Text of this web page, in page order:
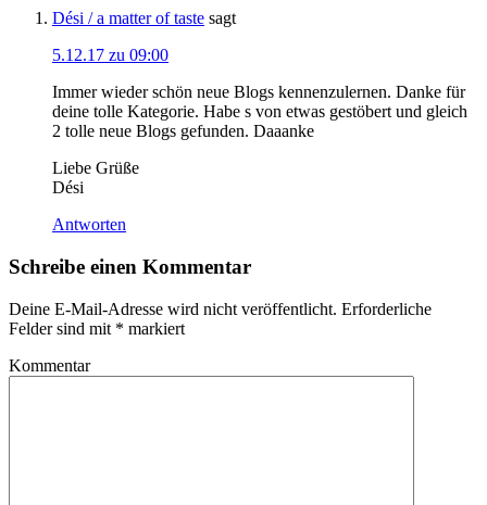
Dési / a matter of taste sagt
5.12.17 zu 09:00
Immer wieder schön neue Blogs kennenzulernen. Danke für
deine tolle Kategorie. Habe s von etwas gestöbert und gleich
2 tolle neue Blogs gefunden. Daaanke
Liebe Grüße
Dési
Antworten
Schreibe einen Kommentar
Deine E-Mail-Adresse wird nicht veröffentlicht. Erforderliche
Felder sind mit * markiert
Kommentar